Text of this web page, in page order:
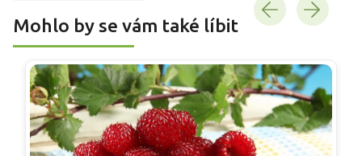
Mohlo by se vám také líbit